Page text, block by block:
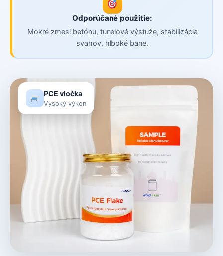
Odporúčané použitie:
Mokré zmesi betónu, tunelové výstuže, stabilizácia
svahov, hlboké bane.
PCE vločka
Vysoký výkon